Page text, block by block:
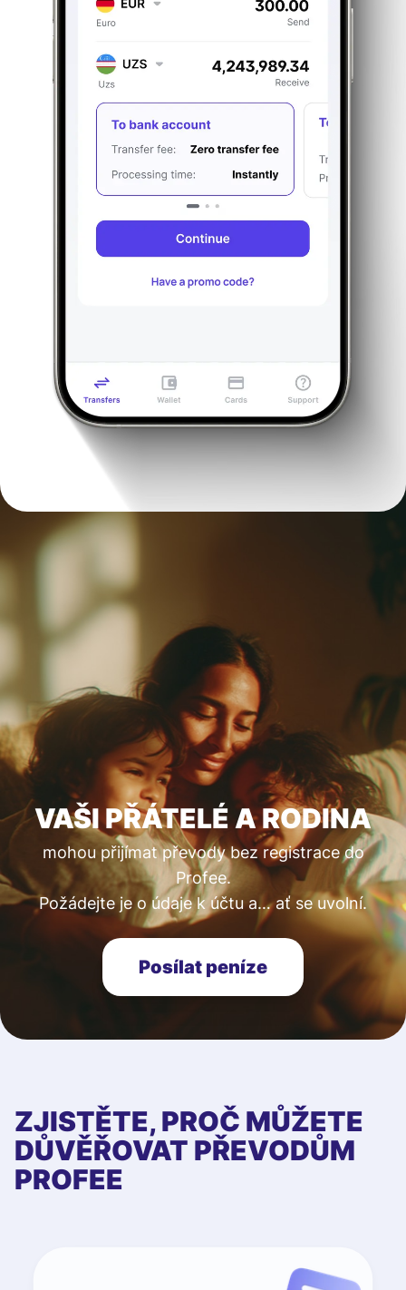
VAŠI PŘÁTELÉ A RODINA
mohou přijímat převody bez registrace do
Profee.
Požádejte je o údaje k účtu a… ať se uvolní.
Posílat peníze
ZJISTĚTE, PROČ MŮŽETE
DŮVĚŘOVAT PŘEVODŮM
PROFEE